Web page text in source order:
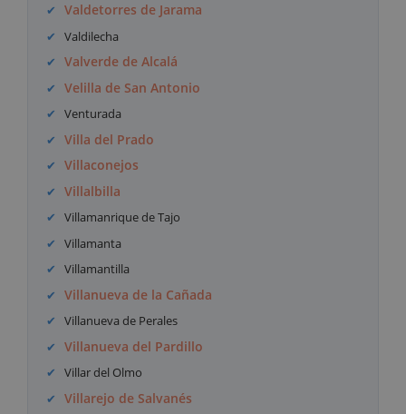
Valdetorres de Jarama
Valdilecha
Valverde de Alcalá
Velilla de San Antonio
Venturada
Villa del Prado
Villaconejos
Villalbilla
Villamanrique de Tajo
Villamanta
Villamantilla
Villanueva de la Cañada
Villanueva de Perales
Villanueva del Pardillo
Villar del Olmo
Villarejo de Salvanés